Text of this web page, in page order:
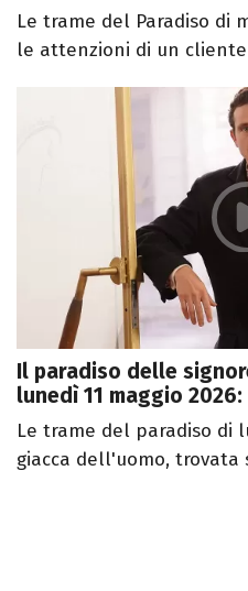
Le trame del Paradiso di
le attenzioni di un cliente
Il paradiso delle
lunedì 11 maggio
Le trame del paradiso di
giacca dell'uomo, trovata